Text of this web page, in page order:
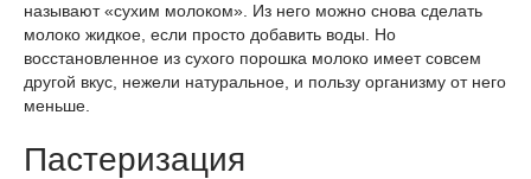
называют «сухим молоком». Из него можно снова сделать
молоко жидкое, если просто добавить воды. Но
восстановленное из сухого порошка молоко имеет совсем
другой вкус, нежели натуральное, и пользу организму от него
меньше.
Пастеризация